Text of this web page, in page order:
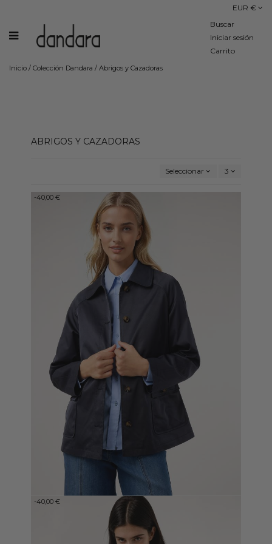
EUR €
Buscar
Iniciar sesión
Carrito
Inicio / Colección Dandara / Abrigos y Cazadoras
ABRIGOS Y CAZADORAS
Seleccionar 3
-40,00 €
TRENCH CORTO AZUL MARINO
39,99 €
-40,00 €